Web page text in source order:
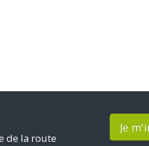
de la route
Je